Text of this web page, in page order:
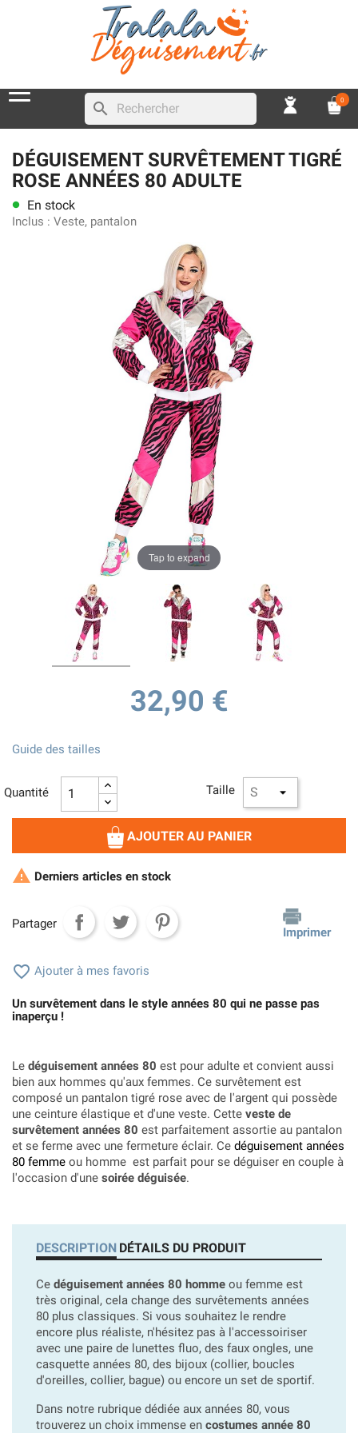
search 0
DÉGUISEMENT SURVÊTEMENT TIGRÉ
ROSE ANNÉES 80 ADULTE
lens En stock
Inclus : Veste, pantalon
Tap to expand
32,90 €
Taille
Guide des tailles
Quantité
AJOUTER AU PANIER
 Derniers articles en stock
Partager
Imprimer
 Ajouter à mes favoris
Un survêtement dans le style années 80 qui ne passe pas
inaperçu !
Le déguisement années 80 est pour adulte et convient aussi
bien aux hommes qu'aux femmes. Ce survêtement est
composé un pantalon tigré rose avec de l'argent qui possède
une ceinture élastique et d'une veste. Cette veste de
survêtement années 80 est parfaitement assortie au pantalon
et se ferme avec une fermeture éclair. Ce déguisement années
80 femme ou homme est parfait pour se déguiser en couple à
l'occasion d'une soirée déguisée.
DESCRIPTION DÉTAILS DU PRODUIT
Ce déguisement années 80 homme ou femme est
très original, cela change des survêtements années
80 plus classiques. Si vous souhaitez le rendre
encore plus réaliste, n'hésitez pas à l'accessoiriser
avec une paire de lunettes fluo, des faux ongles, une
casquette années 80, des bijoux (collier, boucles
d'oreilles, collier, bague) ou encore un set de sportif.
Dans notre rubrique dédiée aux années 80, vous
trouverez un choix immense en costumes année 80